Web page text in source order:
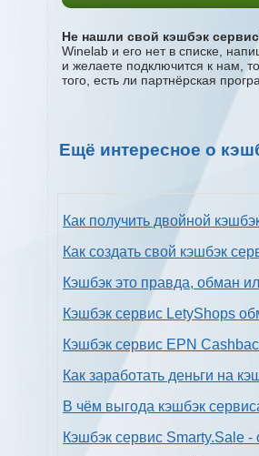
Не нашли свой кэшбэк
Winelab и его нет в списке,
и желаете подключится к нам,
того, есть ли партнёрская
Ещё интересное о
Как получить двойной
Как создать свой кэшбэк
Кэшбэк это правда, обман
Кэшбэк сервис LetyShops
Кэшбэк сервис EPN
Как заработать деньги на
В чём выгода кэшбэк
Кэшбэк сервис Smarty.Sale -